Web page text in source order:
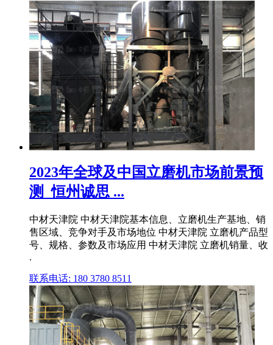
2023年全球及中国立磨机市场前景预
测_恒州诚思 ...
中材天津院 中材天津院基本信息、立磨机生产基地、销
售区域、竞争对手及市场地位 中材天津院 立磨机产品型
号、规格、参数及市场应用 中材天津院 立磨机销量、收
.
联系电话: 180 3780 8511